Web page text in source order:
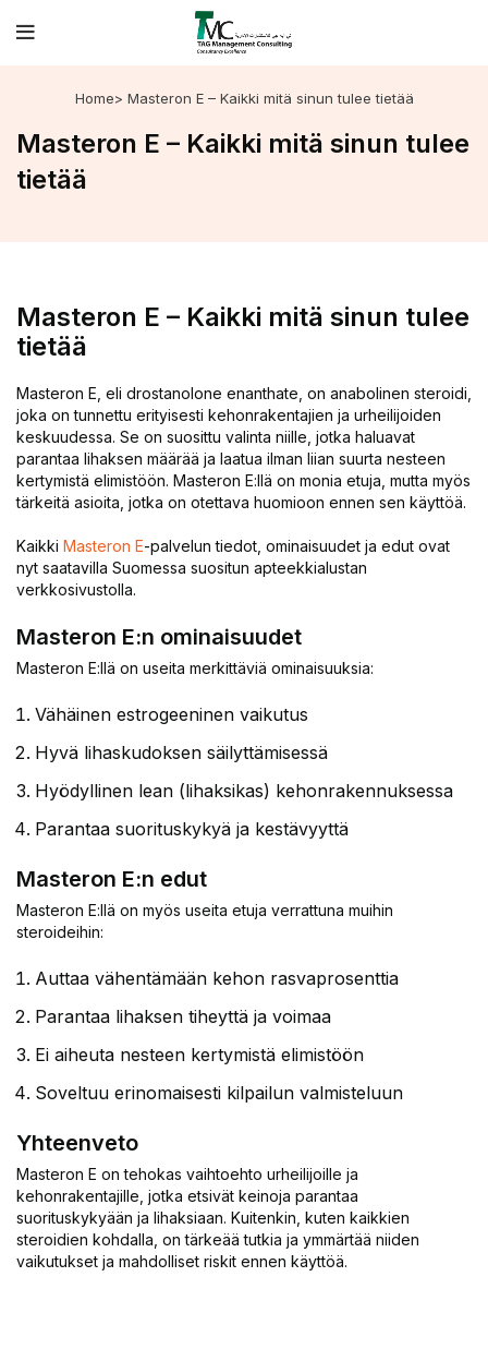
Home> Masteron E – Kaikki mitä sinun tulee tietää
Masteron E – Kaikki mitä sinun tulee
tietää
Masteron E – Kaikki mitä sinun tulee
tietää
Masteron E, eli drostanolone enanthate, on anabolinen steroidi,
joka on tunnettu erityisesti kehonrakentajien ja urheilijoiden
keskuudessa. Se on suosittu valinta niille, jotka haluavat
parantaa lihaksen määrää ja laatua ilman liian suurta nesteen
kertymistä elimistöön. Masteron E:llä on monia etuja, mutta myös
tärkeitä asioita, jotka on otettava huomioon ennen sen käyttöä.
Kaikki Masteron E-palvelun tiedot, ominaisuudet ja edut ovat
nyt saatavilla Suomessa suositun apteekkialustan
verkkosivustolla.
Masteron E:n ominaisuudet
Masteron E:llä on useita merkittäviä ominaisuuksia:
Vähäinen estrogeeninen vaikutus
Hyvä lihaskudoksen säilyttämisessä
Hyödyllinen lean (lihaksikas) kehonrakennuksessa
Parantaa suorituskykyä ja kestävyyttä
Masteron E:n edut
Masteron E:llä on myös useita etuja verrattuna muihin
steroideihin:
Auttaa vähentämään kehon rasvaprosenttia
Parantaa lihaksen tiheyttä ja voimaa
Ei aiheuta nesteen kertymistä elimistöön
Soveltuu erinomaisesti kilpailun valmisteluun
Yhteenveto
Masteron E on tehokas vaihtoehto urheilijoille ja
kehonrakentajille, jotka etsivät keinoja parantaa
suorituskykyään ja lihaksiaan. Kuitenkin, kuten kaikkien
steroidien kohdalla, on tärkeää tutkia ja ymmärtää niiden
vaikutukset ja mahdolliset riskit ennen käyttöä.